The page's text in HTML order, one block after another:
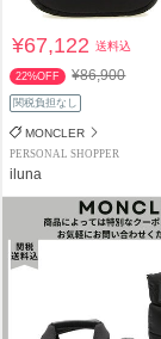
¥67,122送料込
22%OFF ¥86,900
関税負担なし
MONCLER
PERSONAL SHOPPER
iluna